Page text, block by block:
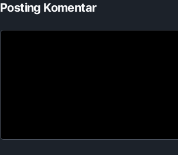
Posting Komentar